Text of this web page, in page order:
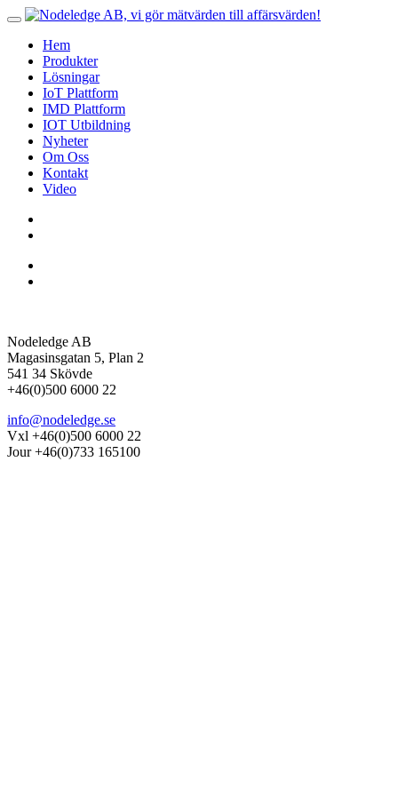
Hem
Produkter
Lösningar
IoT Plattform
IMD Plattform
IOT Utbildning
Nyheter
Om Oss
Kontakt
Video
Nodeledge AB
Magasinsgatan 5, Plan 2
541 34 Skövde
+46(0)500 6000 22
info@nodeledge.se
Vxl +46(0)500 6000 22
Jour +46(0)733 165100